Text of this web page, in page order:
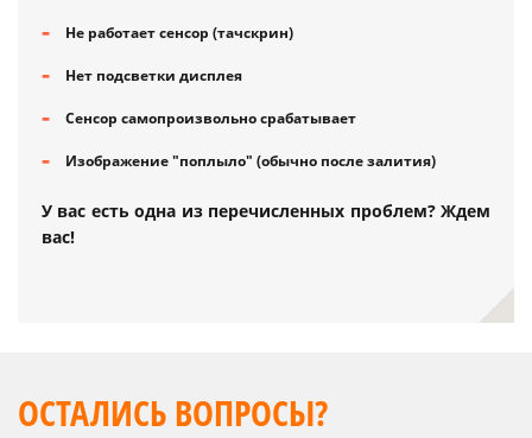
Не работает сенсор (тачскрин)
Нет подсветки дисплея
Сенсор самопроизвольно срабатывает
Изображение "поплыло" (обычно после залития)
У вас есть одна из перечисленных проблем? Ждем
вас!
ОСТАЛИСЬ ВОПРОСЫ?